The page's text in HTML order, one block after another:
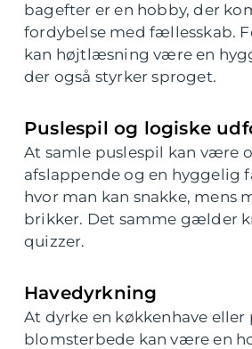
bagefter er en hobby, der
fordybelse med fællesskab.
kan højtlæsning være en
der også styrker sproget.
Puslespil og logiske
At samle puslespil kan være
afslappende og en hyggelig
hvor man kan snakke, mens
brikker. Det samme gælder
quizzer.
Havedyrkning
At dyrke en køkkenhave eller
blomsterbede kan være en